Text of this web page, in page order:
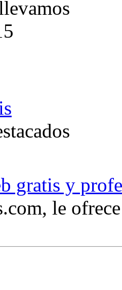
gratis y
le